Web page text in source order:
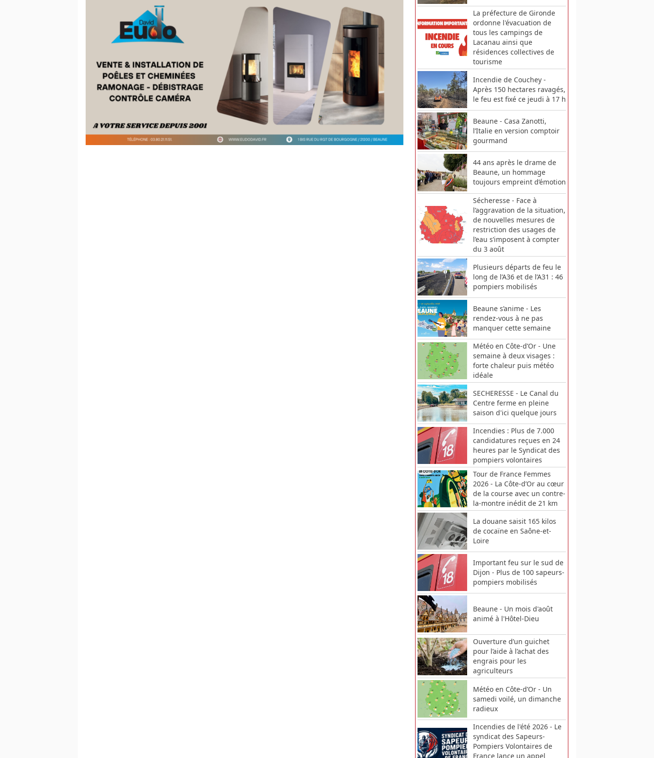
La préfecture de Gironde
ordonne l'évacuation de
tous les campings de
Lacanau ainsi que
résidences collectives de
tourisme
Incendie de Couchey -
Après 150 hectares ravagés,
le feu est fixé ce jeudi à 17 h
Beaune - Casa Zanotti,
l’Italie en version comptoir
gourmand
44 ans après le drame de
Beaune, un hommage
toujours empreint d’émotion
Sécheresse - Face à
l’aggravation de la situation,
de nouvelles mesures de
restriction des usages de
l’eau s’imposent à compter
du 3 août
Plusieurs départs de feu le
long de l’A36 et de l’A31 : 46
pompiers mobilisés
Beaune s’anime - Les
rendez-vous à ne pas
manquer cette semaine
Météo en Côte-d’Or - Une
semaine à deux visages :
forte chaleur puis météo
idéale
SECHERESSE - Le Canal du
Centre ferme en pleine
saison d'ici quelque jours
Incendies : Plus de 7.000
candidatures reçues en 24
heures par le Syndicat des
pompiers volontaires
Tour de France Femmes
2026 - La Côte-d’Or au cœur
de la course avec un contre-
la-montre inédit de 21 km
La douane saisit 165 kilos
de cocaïne en Saône-et-
Loire
Important feu sur le sud de
Dijon - Plus de 100 sapeurs-
pompiers mobilisés
Beaune - Un mois d'août
animé à l'Hôtel-Dieu
Ouverture d’un guichet
pour l’aide à l’achat des
engrais pour les
agriculteurs
Météo en Côte-d’Or - Un
samedi voilé, un dimanche
radieux
Incendies de l'été 2026 - Le
syndicat des Sapeurs-
Pompiers Volontaires de
France lance un appel